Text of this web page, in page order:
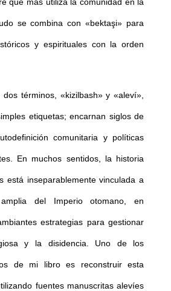
se combina con «bektaşi» para
y espirituales con la orden
términos, «kizilbash» y «aleví»,
etiquetas; encarnan siglos de
comunitaria y políticas
En muchos sentidos, la historia
está inseparablemente vinculada a
del Imperio otomano, en
estrategias para gestionar
y la disidencia. Uno de los
de mi libro es reconstruir esta
fuentes manuscritas alevíes